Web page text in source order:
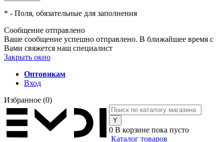
* - Поля, обязательные для заполнения
Сообщение отправлено
Ваше сообщение успешно отправлено. В ближайшее время с
Вами свяжется наш специалист
Закрыть окно
Оптовикам
Вход
Избранное (0)
0 В корзине пока пусто
Каталог товаров